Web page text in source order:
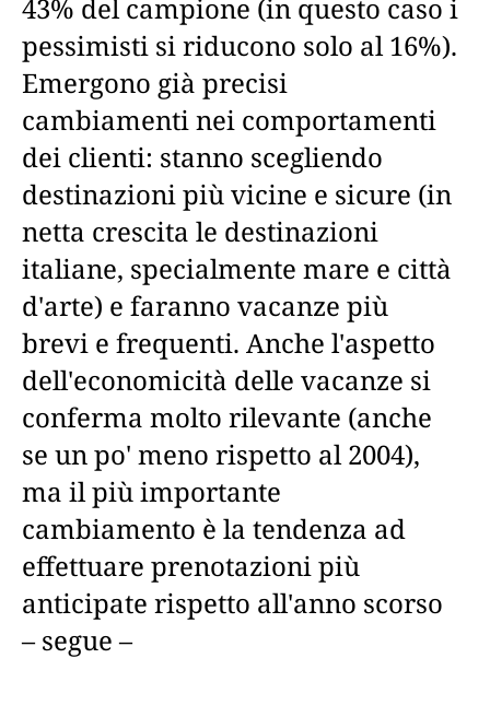
43% del campione (in questo caso i
pessimisti si riducono solo al 16%).
Emergono già precisi
cambiamenti nei comportamenti
dei clienti: stanno scegliendo
destinazioni più vicine e sicure (in
netta crescita le destinazioni
italiane, specialmente mare e città
d'arte) e faranno vacanze più
brevi e frequenti. Anche l'aspetto
dell'economicità delle vacanze si
conferma molto rilevante (anche
se un po' meno rispetto al 2004),
ma il più importante
cambiamento è la tendenza ad
effettuare prenotazioni più
anticipate rispetto all'anno scorso
– segue –